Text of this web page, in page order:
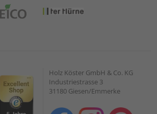
Holz Köster GmbH & Co. KG
Industriestrasse 3
31180 Giesen/Emmerke